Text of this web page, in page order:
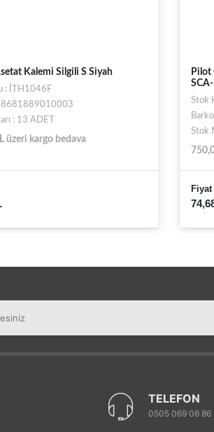
Kalemi Silgili S Siyah
: İTH1046F
8681889010003
: 13 ADET
üzeri kargo bedava
Pilot
Stok
Stok
Fiyat
TELEFON
0505 069 06 86